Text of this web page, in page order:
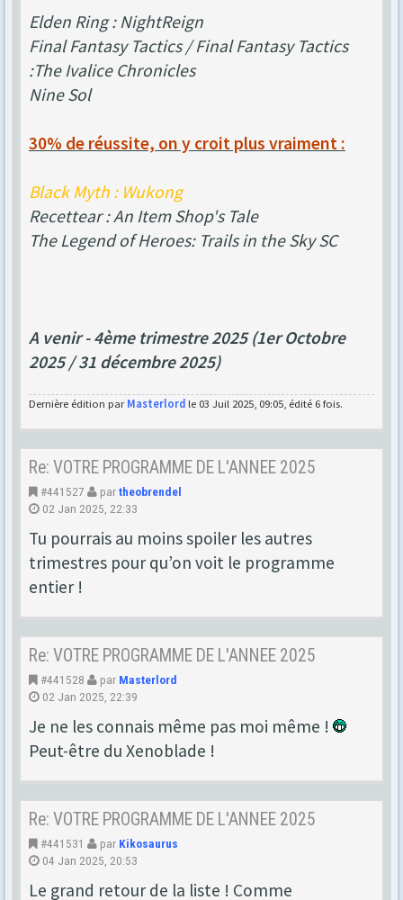
Elden Ring : NightReign
Final Fantasy Tactics / Final Fantasy Tactics
:The Ivalice Chronicles
Nine Sol
30% de réussite, on y croit plus vraiment :
Black Myth : Wukong
Recettear : An Item Shop's Tale
The Legend of Heroes: Trails in the Sky SC
A venir - 4ème trimestre 2025 (1er Octobre
2025 / 31 décembre 2025)
Dernière édition parMasterlordle 03 Juil 2025, 09:05, édité 6 fois.
Re: VOTRE PROGRAMME DE L'ANNEE 2025
#441527 partheobrendel
02 Jan 2025, 22:33
Tu pourrais au moins spoiler les autres
trimestres pour qu’on voit le programme
entier !
Re: VOTRE PROGRAMME DE L'ANNEE 2025
#441528 par Masterlord
02 Jan 2025, 22:39
Je ne les connais même pas moi même !
Peut-être du Xenoblade !
Re: VOTRE PROGRAMME DE L'ANNEE 2025
#441531 par Kikosaurus
04 Jan 2025, 20:53
Le grand retour de la liste ! Comme